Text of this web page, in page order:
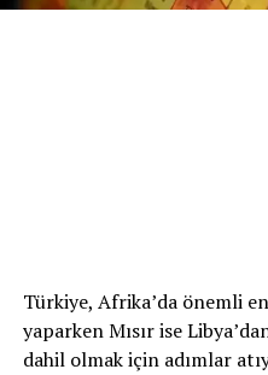
Türkiye, Afrika’da önemli
yaparken Mısır ise
dahil olmak için adımlar